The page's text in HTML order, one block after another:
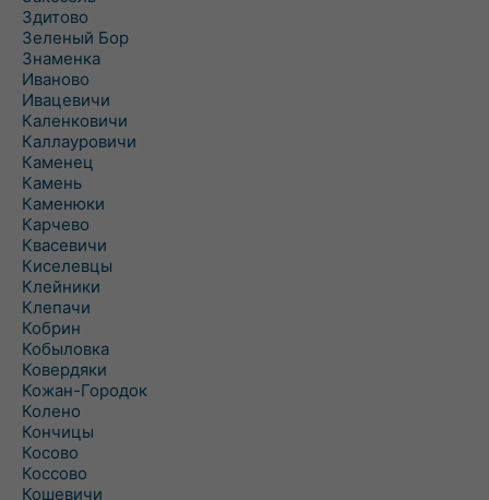
Здитово
Зеленый Бор
Знаменка
Иваново
Ивацевичи
Каленковичи
Каллауровичи
Каменец
Камень
Каменюки
Карчево
Квасевичи
Киселевцы
Клейники
Клепачи
Кобрин
Кобыловка
Ковердяки
Кожан-Городок
Колено
Кончицы
Косово
Коссово
Кошевичи